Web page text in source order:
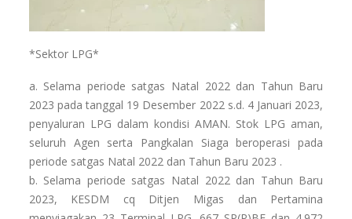
*Sektor LPG*
a. Selama periode satgas Natal 2022 dan Tahun Baru
2023 pada tanggal 19 Desember 2022 s.d. 4 Januari 2023,
penyaluran LPG dalam kondisi AMAN. Stok LPG aman,
seluruh Agen serta Pangkalan Siaga beroperasi pada
periode satgas Natal 2022 dan Tahun Baru 2023 .
b. Selama periode satgas Natal 2022 dan Tahun Baru
2023, KESDM cq Ditjen Migas dan Pertamina